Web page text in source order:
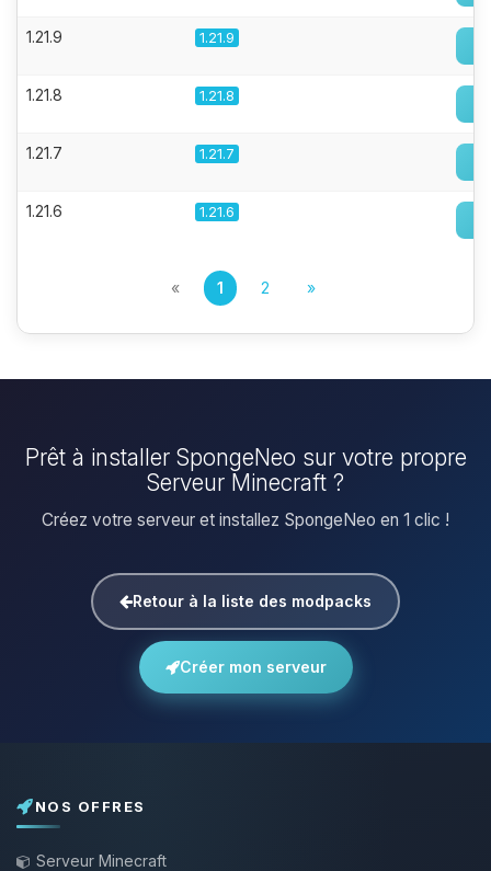
1.21.9 1.21.9
1.21.8 1.21.8
1.21.7 1.21.7
1.21.6 1.21.6
« 1 2 »
Prêt à installer SpongeNeo sur votre propre
Serveur Minecraft ?
Créez votre serveur et installez SpongeNeo en 1 clic !
Retour à la liste des modpacks
Créer mon serveur
NOS OFFRES
Serveur Minecraft